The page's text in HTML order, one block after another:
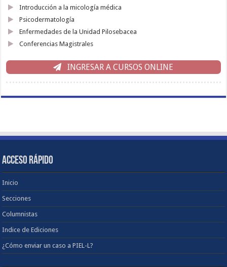
Introducción a la micología médica
Psicodermatología
Enfermedades de la Unidad Pilosebacea
Conferencias Magistrales
INGRESAR A CURSOS ONLINE
ACCESO RÁPIDO
Inicio
Secciones
Columnistas
Indice de Ediciones
¿Cómo enviar un caso a PIEL-L?